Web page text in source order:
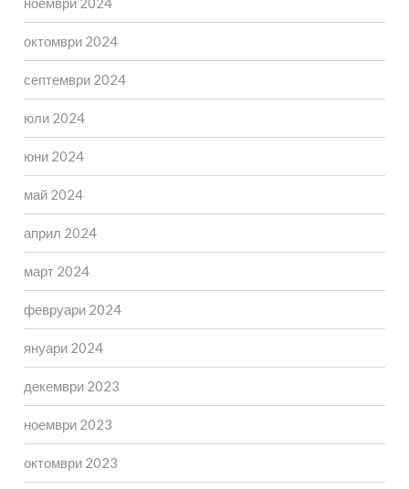
октомври 2024
септември 2024
юли 2024
юни 2024
май 2024
април 2024
март 2024
февруари 2024
януари 2024
декември 2023
ноември 2023
октомври 2023